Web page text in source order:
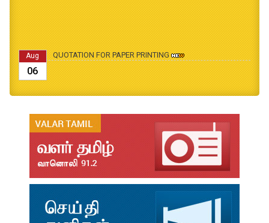
Aug
06
QUOTATION FOR PAPER PRINTING
Aug
04
B.Ed., M.Ed., Admission Date Extesion
Jul
31
தமிழ்க்கலை – தமிழியல் காலாண்டு ஆய்விதழ் - 2026
Jul
31
தமிழ்க்கலை – தமிழியல் காலாண்டு ஆய்விதழ் – 2025